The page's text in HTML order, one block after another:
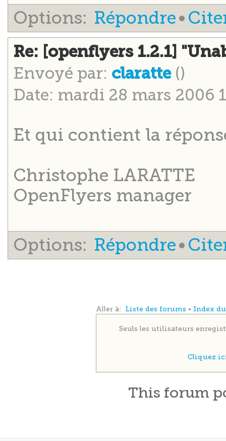
Options: Répondre•
Re: [openflyers 1.2.1]
Envoyé par: claratte ()
Date: mardi 28 mars 2006
Et qui contient la
Christophe LARATTE
OpenFlyers manager
Options: Répondre•
Aller à: Liste des forums • Index
Seuls les utilisateurs
Cliquez
This forum